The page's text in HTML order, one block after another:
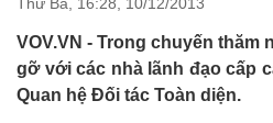
Chính trị
Đảng
Tổ chức nhân sự
VOV.VN - Trong chuyến thăm
gỡ với các nhà lãnh đạo cấp
Quan hệ Đối tác Toàn diện.